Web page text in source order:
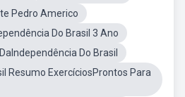
Pedro Americo
Do Brasil 3 Ano
Do Brasil
Resumo ExercíciosProntos Para